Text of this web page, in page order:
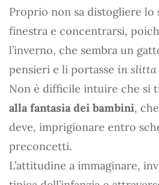
Proprio non sa distogliere lo
finestra e concentrarsi,
l’inverno, che sembra un
pensieri e li portasse in slitta
Non è difficile intuire che si
alla fantasia dei bambini,
deve, imprigionare entro
preconcetti.
L’attitudine a immaginare,